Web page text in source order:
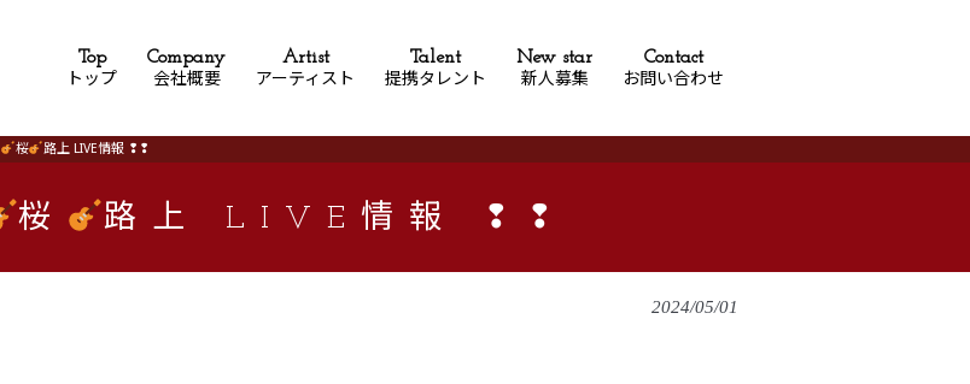
Top
トップ
Company
会社概要
Artist
アーティスト
Talent
提携タレント
New star
新人募集
Contact
お問い合わせ
桜 路上 LIVE情報 ❢❢
桜 路上 LIVE情報 ❢❢
2024/05/01